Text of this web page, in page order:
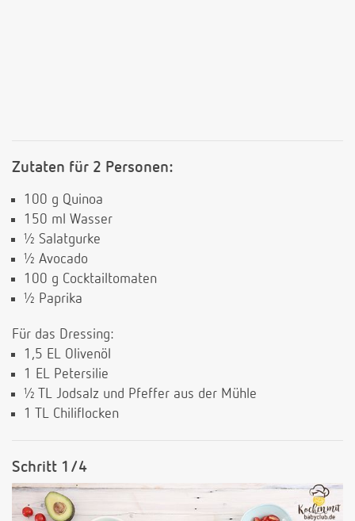
Zutaten für 2 Personen:
100 g Quinoa
150 ml Wasser
½ Salatgurke
½ Avocado
100 g Cocktailtomaten
½ Paprika
Für das Dressing:
1,5 EL Olivenöl
1 EL Petersilie
½ TL Jodsalz und Pfeffer aus der Mühle
1 TL Chiliflocken
Schritt 1/4